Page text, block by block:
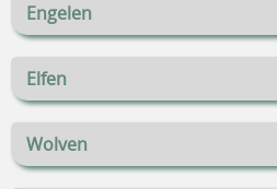
Engelen
Elfen
Wolven